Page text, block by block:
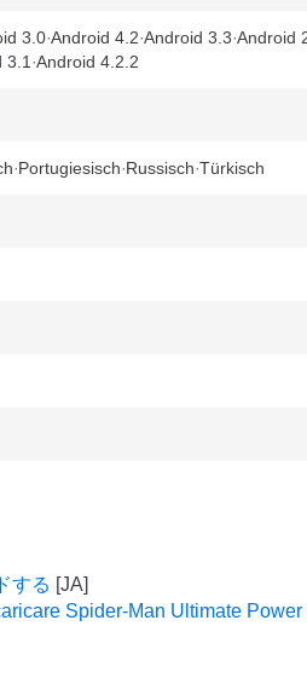
3.0 Android 4.2 Android 3.3 Android
3.1 Android 4.2.2
Portugiesisch Russisch Türkisch
する
Spider-Man Ultimate Power